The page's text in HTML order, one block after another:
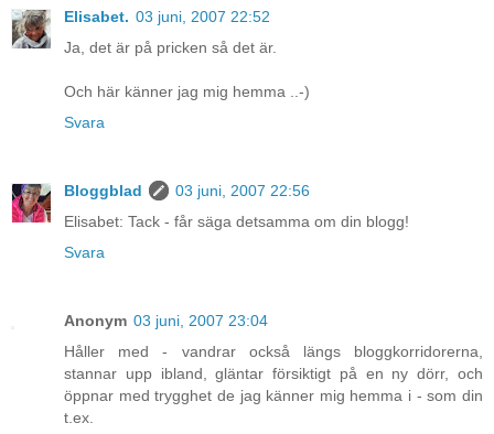
Elisabet. 03 juni, 2007 22:52
Ja, det är på pricken så det är.
Och här känner jag mig hemma ..-)
Svara
Bloggblad
03 juni, 2007 22:56
Elisabet: Tack - får säga detsamma om din blogg!
Svara
Anonym 03 juni, 2007 23:04
Håller med - vandrar också längs bloggkorridorerna,
stannar upp ibland, gläntar försiktigt på en ny dörr, och
öppnar med trygghet de jag känner mig hemma i - som din
t.ex.